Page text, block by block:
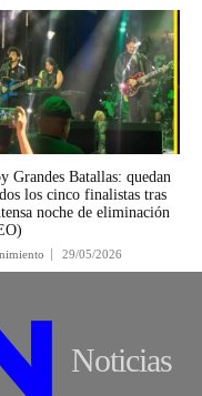
Grandes Batallas: quedan
los cinco finalistas tras
noche de eliminación
29/05/2026
Noticias